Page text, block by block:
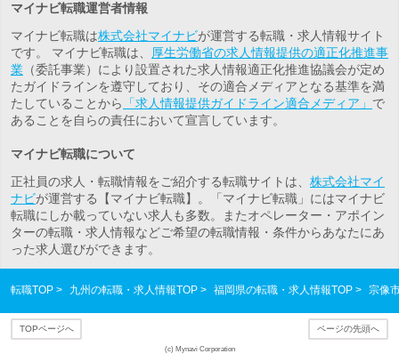
マイナビ転職運営者情報
マイナビ転職は株式会社マイナビが運営する転職・求人情報サイト
です。 マイナビ転職は、
厚生労働省の求人情報提供の適正化推進事
業 （委託事業）により設置された求人情報適正化推進協議会が定め
たガイドラインを遵守しており、その適合メディアとなる基準を満
たしていることから
「求人情報提供ガイドライン適合メディア」 で
あることを自らの責任において宣言しています。
マイナビ転職について
正社員の求人・転職情報をご紹介する転職サイトは、 株式会社マイ
ナビが運営する【マイナビ転職】。「マイナビ転職」にはマイナビ
転職にしか載っていない求人も多数。またオペレーター・アポイン
ターの転職・求人情報などご希望の転職情報・条件からあなたにあ
った求人選びができます。
転職TOP 九州の転職・求人情報TOP 福岡県の転職・求人情報TOP 宗像
TOPページへ ページの先頭へ
(c) Mynavi Corporation